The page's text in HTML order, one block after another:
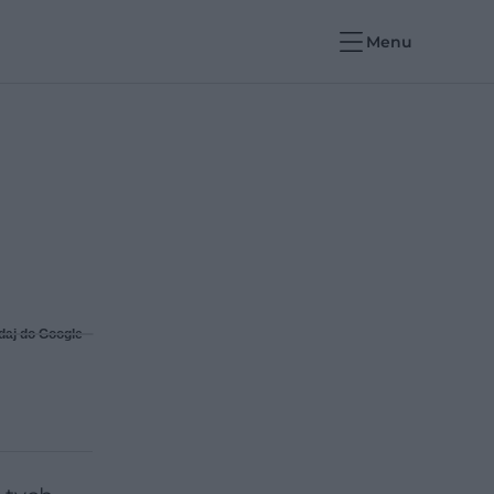
Menu
do Google